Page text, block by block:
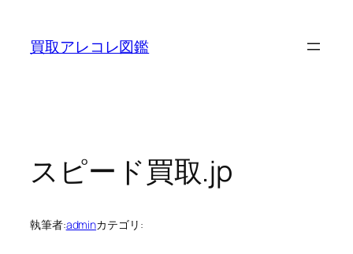
買取アレコレ図鑑
スピード買取.jp
執筆者:adminカテゴリ: